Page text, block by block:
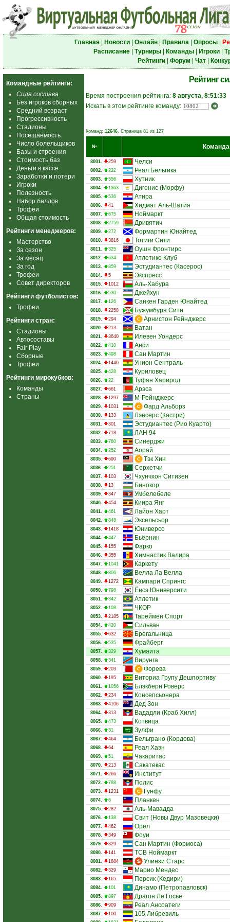
Главная| Новости| Онлайн| Правила| Опросы|
Расписание| Турниры| Команды| Игроки|
Рейтинги| Форум Чат|
Командные рейтинги:
Сила состава
Без игроков сборных
Средний возраст
Прогрессивность
Стадионы
Посещаемость
Число болельщиков
Базы и строения
Стоимость баз
Деньги в кассе
Заработки и потери
Игроки
Полезность
Набор баллов
Трофеи
Общая стоимость
Рейтинги менеджеров:
Мастерство
За сезон
За месяц
За год
Трофеи
Совет директоров
Рейтинги футболистов:
Трофеи
Рейтинги стран:
Стадионы
Автосоставы
Fair Play
Сборные
Трофеи
Рейтинги мирокубков:
Команды
Страны
Рейтинг
Время построения рейтинга: 8 августа, 8:51:33
Искать в этом рейтинге команду:
Команд: 12646. Страница 81 из 127
№ Команда
8001. 259 Челси
8002. 222 Реал Бельгика
8003. 556 Хутник
8004. 1363 Дигенис (Морфу)
8005. 536 Атира
8006. 41 Хидмат Аль-Шатия
8007. 675 Ноймаркт
8008. 2759 Дривятич
8009. 272 Формартин Юнайтед
8010. 3816 Тотиги Сити
8011. 325 Оушн Фронтирс
8012. 634 Атлетико Клуб
8013. 859 Эстудиантес (Касерос)
8014. 5 Экспресс
8015. 1012 Аль-Хабура
8016. 530 Джейхун
8017. 126 Санкен Гарден Юнайтед
8018. 2258 Бужумбура Сити
8019. 294 Арнистон Рейнджерс
8020. 213 Ватан
8021. 3640 Илевен Уондерс
8022. 410 Анси
8023. 498 Сан Мартин
8024. 1440 Унион Сентраль
8025. 428 Куриловец
8026. 22 Туфан Харирод
8027. 661 Арэса
8028. 1297 М-Рейнджерс
8029. 1031 Фард Альборз
8030. 133 Лэнсерс (Кастри)
8031. 301 Эстудиантес (Рио Куарто)
8032. 718 ЛАН 94
8033. 760 Синерджи
8034. 252 Аорай
8035. 690 Тэк Хин
8036. 251 Серхетчи
8037. 103 Чхунчхон Ситизен
8038. 13 Бинокор
8039. 347 Умбелебеле
8040. 454 Киира Янг
8041. 461 Лайон Харт
8042. 848 Эксельсьор
8043. 1418 Юниверсо
8044. 447 Бьёрнин
8045. 155 Фарко
8046. 355 Химнастик Валира
8047. 1041 Каркету
8048. 806 Велла Ла Велла
8049. 1272 Кампари Спрингс
8050. 798 Ёнсэ Юниверсити
8051. 342 Атлетик
8052. 108 ЧКОР
8053. 2185 Тареймен Спорт
8054. 420 Сильван
8055. 632 Брегальница
8056. 535 Фрайберг
8057. 329 Хумаита
8058. 341 Вирунга
8059. 203 Форева
8060. 195 Виториа Групу Дешпортиву
8061. 1056 Блэкберн Роверс
8062. 234 Консепсьонера
8063. 4106 Дед Зон
8064. 313 Вададли (Краб Хилл)
8065. 473 Котвица
8066. 31 Зулфи
8067. 464 Бельграно (Кордова)
8068. 64 Реал Хаэн
8069. 51 Чакаритас
8070. 213 Сакатекас
8071. 266 Институт
8072. 788 Полис
8073. 1231 Гунфу
8074. 6 Планкен
8075. 282 Аль-Мавадда
8076. 138 Свит (Новы Двур Мазовецки)
8077. 462 Орёл
8078. 349 Фоуи
8079. 329 Сан Мартин (Формоса)
8080. 141 ТСВ Ноймаркт
8081. 1884 Улинзи Старс
8082. 329 Марио Мендес
8083. 165 Персик (Кедири)
8084. 101 Динамо (Петропавловск)
8085. 897 Драгон Ле Госье
8086. 909 Реал Ансоатеги
8087. 100 105 Либревиль